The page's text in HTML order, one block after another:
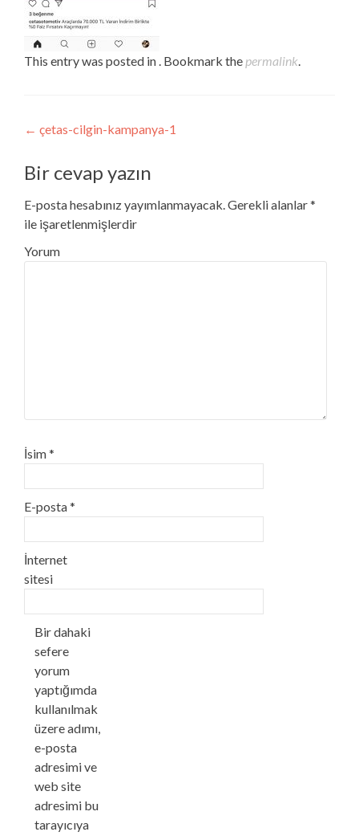
This entry was posted in . Bookmark the permalink.
Post navigation
← çetas-cilgin-kampanya-1
Bir cevap yazın
E-posta hesabınız yayımlanmayacak.Gerekli alanlar*
ile işaretlenmişlerdir
Yorum
İsim*
E-posta*
İnternet
sitesi
Bir dahaki
sefere
yorum
yaptığımda
kullanılmak
üzere adımı,
e-posta
adresimi ve
web site
adresimi bu
tarayıcıya